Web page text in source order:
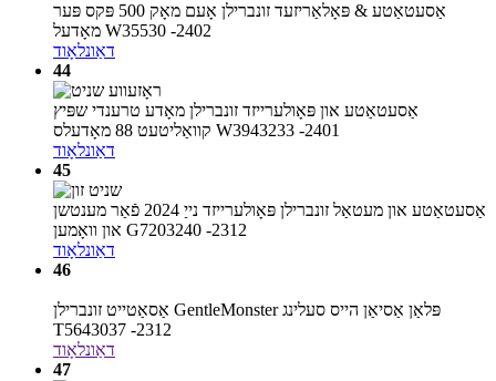
אַסעטאַטע & פּאָלאַריזעד זונברילן אָעם מאָק 500 פּקס פּער
מאָדעל W35530 -2402
דאַונלאָוד
44
אַסעטאַטע און פּאָולערייזד זונברילן מאָדע טרענדי שפּיץ
קוואַליטעט 88 מאָדעלס W3943233 -2401
דאַונלאָוד
45
אַסעטאַטע און מעטאַל זונברילן פּאָולערייזד נייַ 2024 פֿאַר מענטשן
און וואָמען G7203240 -2312
דאַונלאָוד
46
אַסאַטייט זונברילן GentleMonster פּלאַן אַסיאַן הייס סעלינג
T5643037 -2312
דאַונלאָוד
47